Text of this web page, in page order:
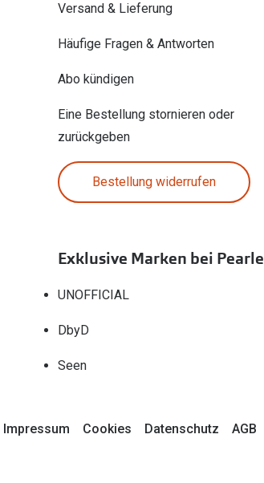
Versand & Lieferung
Häufige Fragen & Antworten
Abo kündigen
Eine Bestellung stornieren oder
zurückgeben
Bestellung widerrufen
Exklusive Marken bei Pearle
UNOFFICIAL
DbyD
Seen
Impressum Cookies Datenschutz AGB